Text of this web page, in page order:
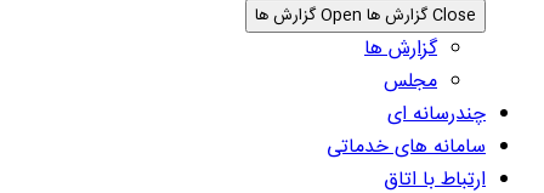
Close گزارش ها Open گزارش ها
گزارش ها
مجلس
چندرسانه ای
سامانه های خدماتی
ارتباط با اتاق